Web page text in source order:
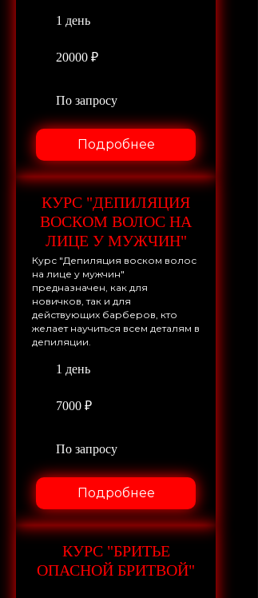
1 день
20000 ₽
По запросу
Подробнее
КУРС "ДЕПИЛЯЦИЯ
ВОСКОМ ВОЛОС НА
ЛИЦЕ У МУЖЧИН"
Курс "Депиляция воском волос
на лице у мужчин"
предназначен, как для
новичков, так и для
действующих барберов, кто
желает научиться всем деталям в
депиляции.
1 день
7000 ₽
По запросу
Подробнее
КУРС "БРИТЬЕ
ОПАСНОЙ БРИТВОЙ"